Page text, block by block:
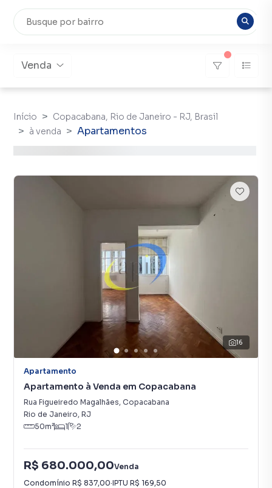
Venda
Início
Copacabana, Rio de Janeiro - RJ, Brasil
à venda
Apartamentos
16
Apartamento
Apartamento à Venda em Copacabana
Rua Figueiredo Magalhães, Copacabana
Rio de Janeiro, RJ
50m² 1 2
R$ 680.000,00Venda
Condomínio R$ 837,00·IPTU R$ 169,50